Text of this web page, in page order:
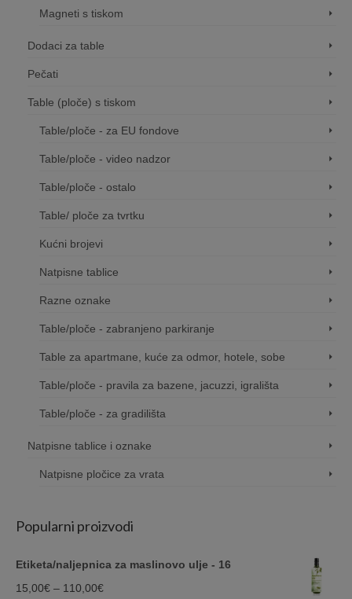
Magneti s tiskom
Dodaci za table
Pečati
Table (ploče) s tiskom
Table/ploče - za EU fondove
Table/ploče - video nadzor
Table/ploče - ostalo
Table/ ploče za tvrtku
Kućni brojevi
Natpisne tablice
Razne oznake
Table/ploče - zabranjeno parkiranje
Table za apartmane, kuće za odmor, hotele, sobe
Table/ploče - pravila za bazene, jacuzzi, igrališta
Table/ploče - za gradilišta
Natpisne tablice i oznake
Natpisne pločice za vrata
Popularni proizvodi
Etiketa/naljepnica za maslinovo ulje - 16
15,00€ – 110,00€Price